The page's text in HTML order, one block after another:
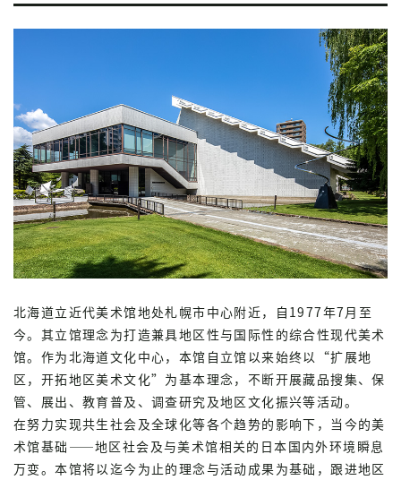
北海道立近代美术馆地处札幌市中心附近，自1977年7月至
今。其立馆理念为打造兼具地区性与国际性的综合性现代美术
馆。作为北海道文化中心，本馆自立馆以来始终以“扩展地
区，开拓地区美术文化”为基本理念，不断开展藏品搜集、保
管、展出、教育普及、调查研究及地区文化振兴等活动。
在努力实现共生社会及全球化等各个趋势的影响下，当今的美
术馆基础——地区社会及与美术馆相关的日本国内外环境瞬息
万变。本馆将以迄今为止的理念与活动成果为基础，跟进地区